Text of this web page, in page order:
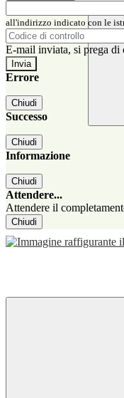
all'indirizzo indicato con le
E-mail inviata, si prega di
Errore
Chiudi
Successo
Chiudi
Informazione
Chiudi
Attendere...
Attendere il
Chiudi